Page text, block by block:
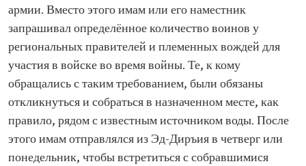
армии. Вместо этого имам или его наместник
запрашивал определённое количество воинов у
региональных правителей и племенных вождей для
участия в войске во время войны. Те, к кому
обращались с таким требованием, были обязаны
откликнуться и собраться в назначенном месте, как
правило, рядом с известным источником воды. После
этого имам отправлялся из Эд-Диръия в четверг или
понедельник, чтобы встретиться с собравшимися